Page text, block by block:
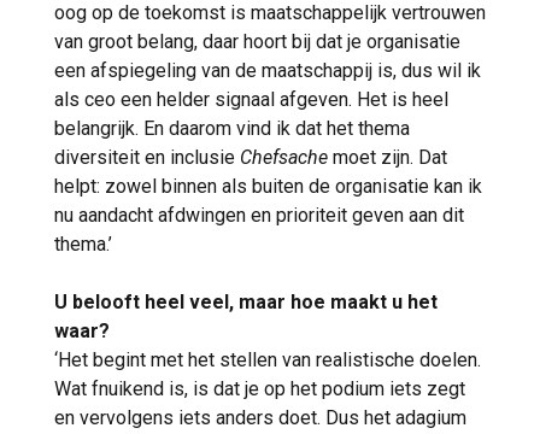
oog op de toekomst is maatschappelijk vertrouwen
van groot belang, daar hoort bij dat je organisatie
een afspiegeling van de maatschappij is, dus wil ik
als ceo een helder signaal afgeven. Het is heel
belangrijk. En daarom vind ik dat het thema
diversiteit en inclusie Chefsache moet zijn. Dat
helpt: zowel binnen als buiten de organisatie kan ik
nu aandacht afdwingen en prioriteit geven aan dit
thema.’
U belooft heel veel, maar hoe maakt u het
waar?
‘Het begint met het stellen van realistische doelen.
Wat fnuikend is, is dat je op het podium iets zegt
en vervolgens iets anders doet. Dus het adagium